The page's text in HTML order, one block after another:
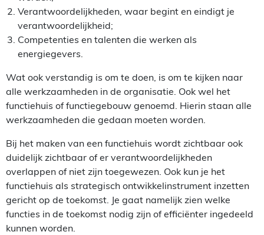
Verantwoordelijkheden, waar begint en eindigt je
verantwoordelijkheid;
Competenties en talenten die werken als
energiegevers.
Wat ook verstandig is om te doen, is om te kijken naar
alle werkzaamheden in de organisatie. Ook wel het
functiehuis of functiegebouw genoemd. Hierin staan alle
werkzaamheden die gedaan moeten worden.
Bij het maken van een functiehuis wordt zichtbaar ook
duidelijk zichtbaar of er verantwoordelijkheden
overlappen of niet zijn toegewezen. Ook kun je het
functiehuis als strategisch ontwikkelinstrument inzetten
gericht op de toekomst. Je gaat namelijk zien welke
functies in de toekomst nodig zijn of efficiënter ingedeeld
kunnen worden.